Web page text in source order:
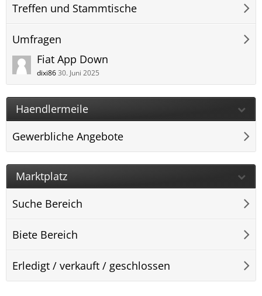
Treffen und Stammtische
Umfragen
Fiat App Down
dixi8630. Juni 2025
Haendlermeile
Gewerbliche Angebote
Marktplatz
Suche Bereich
Biete Bereich
Erledigt / verkauft / geschlossen